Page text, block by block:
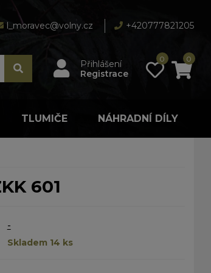
l_moravec@volny.cz +420777821205
Přihlášení
Registrace
0 0
TLUMIČE NÁHRADNÍ DÍLY
601
-
Skladem 14 ks